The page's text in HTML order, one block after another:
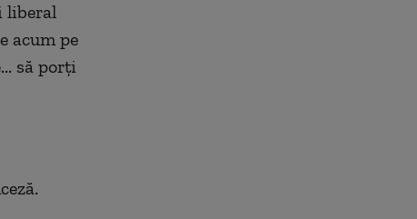
liberal
acum pe
să porți